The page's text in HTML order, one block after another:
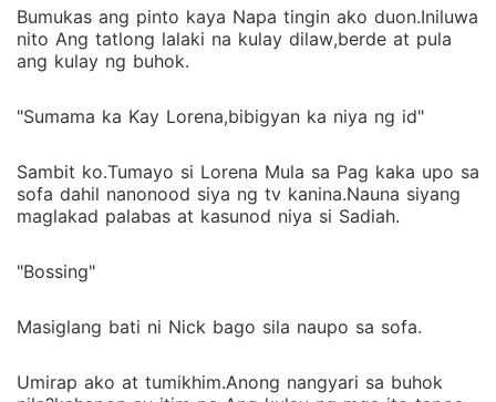
Bumukas ang pinto kaya Napa tingin ako duon.Iniluwa
nito Ang tatlong lalaki na kulay dilaw,berde at pula
ang kulay ng buhok.
"Sumama ka Kay Lorena,bibigyan ka niya ng id"
Sambit ko.Tumayo si Lorena Mula sa Pag kaka upo sa
sofa dahil nanonood siya ng tv kanina.Nauna siyang
maglakad palabas at kasunod niya si Sadiah.
"Bossing"
Masiglang bati ni Nick bago sila naupo sa sofa.
Umirap ako at tumikhim.Anong nangyari sa buhok